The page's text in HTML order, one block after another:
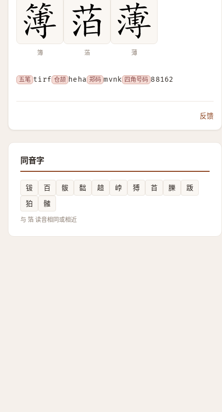
簿 萡 薄
五笔 tirf 仓颉 heha 郑码 mvnk 四角号码 88162
反馈
同音字
钹 百 䯋 䭯 䞳 㟑 猼 苩 䑈
䟦
狛
髉
与 箔 读音相同或相近